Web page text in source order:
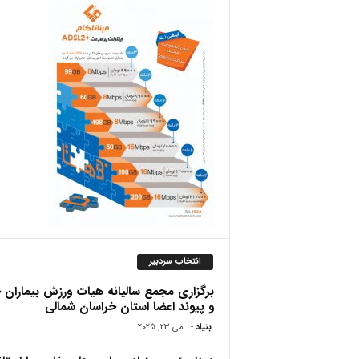
ص
انتخاب سردبیر
برگزاری مجمع سالیانه هیات ورزش
و پیوند اعضا استان خراسان شمالی
بنیاد - می 23, 2025